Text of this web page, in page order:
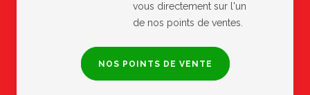
vous directement sur l'un
de nos points de ventes.
NOS POINTS DE VENTE